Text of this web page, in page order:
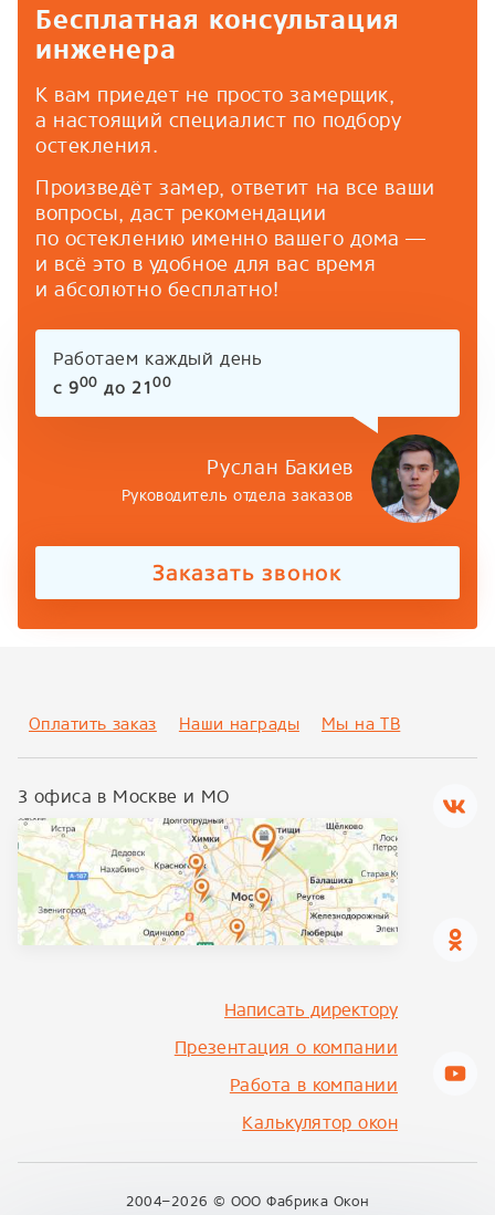
Бесплатная консультация
инженера
К вам приедет не просто замерщик,
а настоящий специалист по подбору
остекления.
Произведёт замер, ответит на все ваши
вопросы, даст рекомендации
по остеклению именно вашего дома —
и всё это в удобное для вас время
и абсолютно бесплатно!
Работаем каждый день
с 900 до 2100
Руслан Бакиев
Руководитель отдела заказов
Заказать звонок
Оплатить заказ Наши награды Мы на ТВ
3 офиса в Москве и МО
Написать директору
Презентация о компании
Работа в компании
Калькулятор окон
2004–2026 © ООО Фабрика Окон